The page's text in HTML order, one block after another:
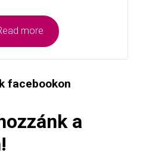
more
facebookon
a